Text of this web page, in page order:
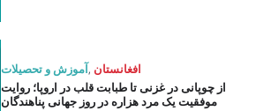
آموزش و تحصیلات, افغانستان
از چوپانی در غزنی تا طبابت قلب در اروپا؛ روایت
موفقیت یک مرد هزاره در روز جهانی پناهندگان